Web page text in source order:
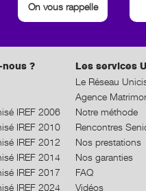
On vous rappelle
nous ?
IREF 2006
IREF 2010
IREF 2012
IREF 2014
IREF 2017
IREF 2024
Les services
Le Réseau
Agence
Notre méthode
Rencontres
Nos prestations
Nos garanties
FAQ
Vidéos